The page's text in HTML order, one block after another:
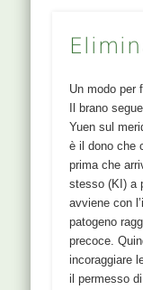
Un modo per
Il brano
Yuen sul
è il dono che
prima che
stesso (KI) a
avviene con
patogeno
precoce.
incoraggiare
il permesso